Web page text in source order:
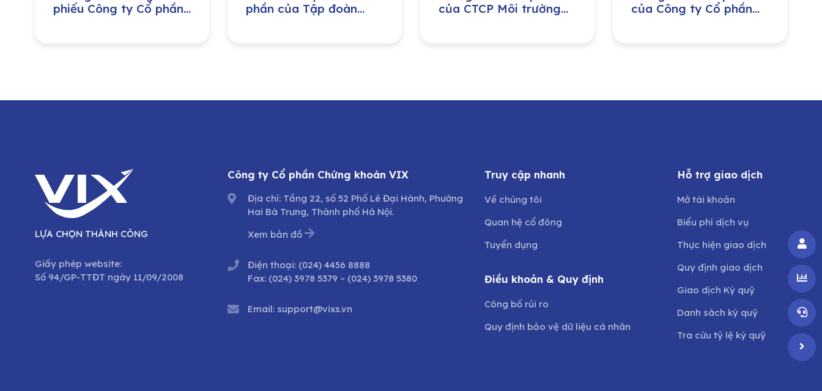
phiếu Công ty Cổ phần
phần của Tập đoàn
cổ phần (PVMR)
của CTCP Môi trường
của Công ty Cổ phần
LỰA CHỌN THÀNH CÔNG
Giấy phép website:
Số 94/GP-TTĐT ngày 11/09/2008
Công ty Cổ phần Chứng khoán VIX
Địa chỉ: Tầng 22, số 52 Phố Lê Đại Hành, Phường
Hai Bà Trưng, Thành phố Hà Nội.
Xem bản đồ
Điện thoại: (024) 4456 8888
Fax: (024) 3978 5379 – (024) 3978 5380
Email: support@vixs.vn
Truy cập nhanh
Về chúng tôi
Quan hệ cổ đông
Tuyển dụng
Điều khoản & Quy định
Công bố rủi ro
Quy định bảo vệ dữ liệu cá nhân
Hỗ trợ giao dịch
Mở tài khoản
Biểu phí dịch vụ
Thực hiện giao dịch
Quy định giao dịch
Giao dịch Ký quỹ
Danh sách ký quỹ
Tra cứu tỷ lệ ký quỹ